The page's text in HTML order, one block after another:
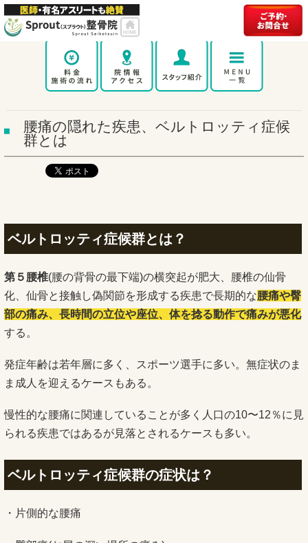
腰痛の隠れた疾患、ベルトロッティ症候
群とは
ベルトロッティ症候群とは？
第５腰椎(腰の背骨の最下端)の横突起が肥大、腰椎の仙骨
化、仙骨と接触し偽関節を形成する疾患で長期的な腰痛や臀
部の痛み、長時間の立位や座位、体を捻る動作で痛みが悪化
する。
発症年齢は若年層に多く、スポーツ選手に多い。無症状のま
ま成人を迎えるケースもある。
慢性的な腰痛に関連していることが多く人口の10〜12％に見
られる疾患ではあるが見落とされるケースも多い。
ベルトロッティ症候群の症状は？
・片側的な腰痛